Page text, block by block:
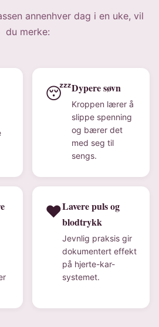
annenhver dag i en uke, vil
du merke:
😴Dypere søvn
Kroppen lærer å
slippe spenning
og bærer det
med seg til
sengs.
❤️Lavere puls og
blodtrykk
Jevnlig praksis gir
dokumentert effekt
på hjerte-kar-
systemet.